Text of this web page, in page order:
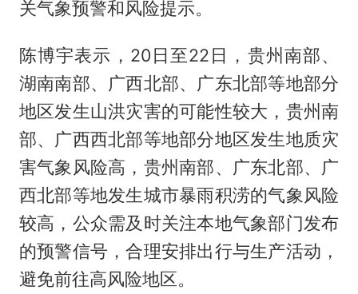
关气象预警和风险提示。
陈博宇表示，20日至22日，贵州南部、
湖南南部、广西北部、广东北部等地部分
地区发生山洪灾害的可能性较大，贵州南
部、广西西北部等地部分地区发生地质灾
害气象风险高，贵州南部、广东北部、广
西北部等地发生城市暴雨积涝的气象风险
较高，公众需及时关注本地气象部门发布
的预警信号，合理安排出行与生产活动，
避免前往高风险地区。